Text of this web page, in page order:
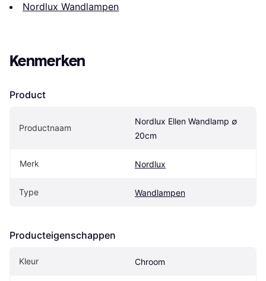
Nordlux Wandlampen
Kenmerken
Product
Productnaam
Nordlux Ellen Wandlamp ∅
20cm
Merk Nordlux
Type Wandlampen
Producteigenschappen
Kleur Chroom